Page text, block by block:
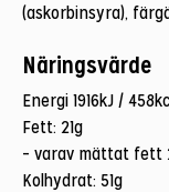
(askorbinsyra),
Näringsvärde
Energi 1916kJ /
Fett: 21g
– varav mättat fett
Kolhydrat: 51g